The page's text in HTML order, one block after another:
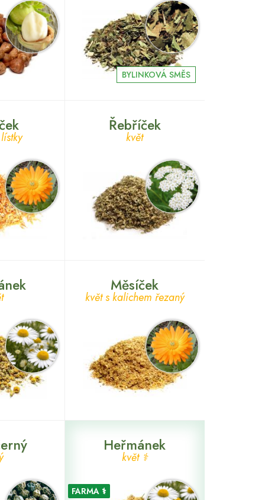
BYLINKOVÁ SMĚS
Řebříček
květ
Měsíček
květ s kalichem řezaný
Heřmánek
květ ⚕
FARMA ⚕